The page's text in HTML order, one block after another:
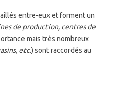
entre-eux et forment un
de production, centres de
mais très nombreux
etc.) sont raccordés au